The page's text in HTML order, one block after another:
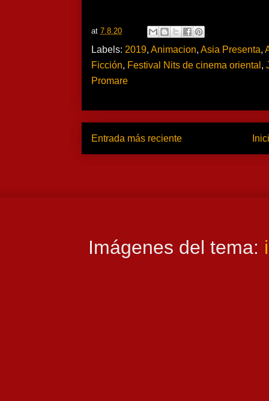
at 7.8.20
Labels: 2019, Animacion, Asia Presenta,
Ficción, Festival Nits de cinema oriental,
Promare
Entrada más reciente
Imágenes del tema: